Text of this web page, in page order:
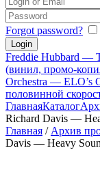
Forgot password?
Freddie Hubbard —
(винил, промо-
Orchestra — ELO’s
половинной
ГлавнаяКаталог
Richard Davis —
Главная / Архив
Davis — Heavy